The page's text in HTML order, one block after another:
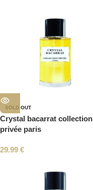
SOLD OUT
Crystal bacarrat collection
privée paris
29.99 €